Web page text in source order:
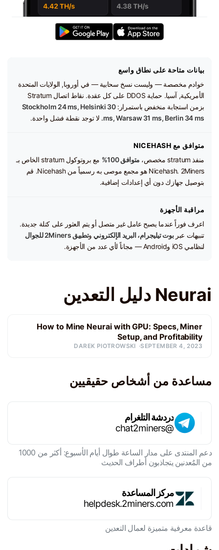
بيانات متاحة على نطاق واسع
خوادم مخصصة — وليست نسخ سحابية — في أوروبا, الولايات المتحدة
الأمريكية, آسيا. حماية DDOS على كل عقدة. نقاط اتصال Stratum
بزمن استجابة منخفض باستمرار:Stockholm 24 ms, Helsinki 30
ms, Warsaw 31 ms, Berlin 34 ms. لا توجد نقطة فشل واحدة.
متوافق مع NICEHASH
منفذ stratum مخصص،
متوافق 100%
مع بروتوكول stratum الخاص بـ
Nicehash. 2Miners هو مجمع موصى به رسمياً من Nicehash. قم
بتوصيل جهازك دون أي إعدادات إضافية.
مراقبة الأجهزة
اعرف فوراً عندما يصبح عامل غير متصل أو يتم العثور على كتلة جديدة.
تنبيهات عبربوت تيليجرام، البريد الإلكتروني وتطبيق 2Miners للجوال
لنظامي iOS وAndroid — مجاناً لأي عدد من الأجهزة.
Neurai دليل التعدين
How to Mine Neurai with GPU: Specs, Miner
Setup, and Profitability
SEPTEMBER 4, 2023
DAREK PIOTROWSKI
مساعدة من أشخاص حقيقيين
دردشة التلغرام
@chat2miners
دعم المنتدى على مدار الساعة طوال أيام الأسبوع: أكثر من 1000
من المٌعدنين يتجاذبون أطراف الحديث
مركز المساعدة
helpdesk.2miners.com
قاعدة معرفية متميزة لعمال التعدين